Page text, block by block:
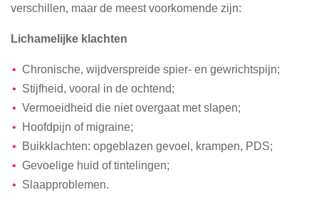
verschillen, maar de meest voorkomende zijn:
Lichamelijke klachten
Chronische, wijdverspreide spier- en gewrichtspijn;
Stijfheid, vooral in de ochtend;
Vermoeidheid die niet overgaat met slapen;
Hoofdpijn of migraine;
Buikklachten: opgeblazen gevoel, krampen, PDS;
Gevoelige huid of tintelingen;
Slaapproblemen.